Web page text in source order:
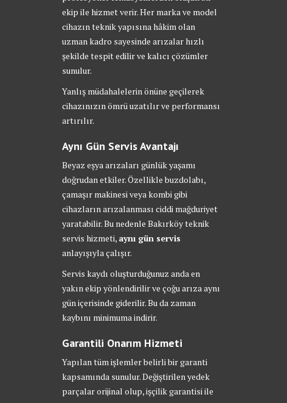
ekip ile hizmet verir. Her marka ve model
cihazın teknik yapısına hâkim olan
uzman kadro sayesinde arızalar hızlı
şekilde tespit edilir ve kalıcı çözümler
sunulur.
Yanlış müdahalelerin önüne geçilerek
cihazınızın ömrü uzatılır ve performansı
artırılır.
Aynı Gün Servis Avantajı
Beyaz eşya arızaları günlük yaşamı
doğrudan etkiler. Özellikle buzdolabı,
çamaşır makinesi veya kombi gibi
cihazların arızalanması ciddi mağduriyet
yaratabilir. Bu nedenle Bakırköy teknik
servis hizmeti, aynı gün servis
anlayışıyla çalışır.
Servis kaydı oluşturduğunuz anda en
yakın ekip yönlendirilir ve çoğu arıza aynı
gün içerisinde giderilir. Bu da zaman
kaybını minimuma indirir.
Garantili Onarım Hizmeti
Yapılan tüm işlemler belirli bir garanti
kapsamında sunulur. Değiştirilen yedek
parçalar orijinal olup, işçilik garantisi ile